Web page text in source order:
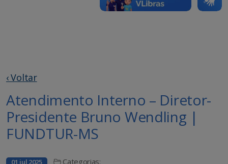
‹ Voltar
Atendimento Interno – Diretor-
Presidente Bruno Wendling |
FUNDTUR-MS
01 jul 2025 Categorias: